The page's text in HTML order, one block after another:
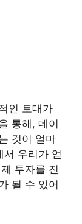
인 토대가
통해, 데이
것이 얼마
서 우리가 얻
투자를 진
될 수 있어